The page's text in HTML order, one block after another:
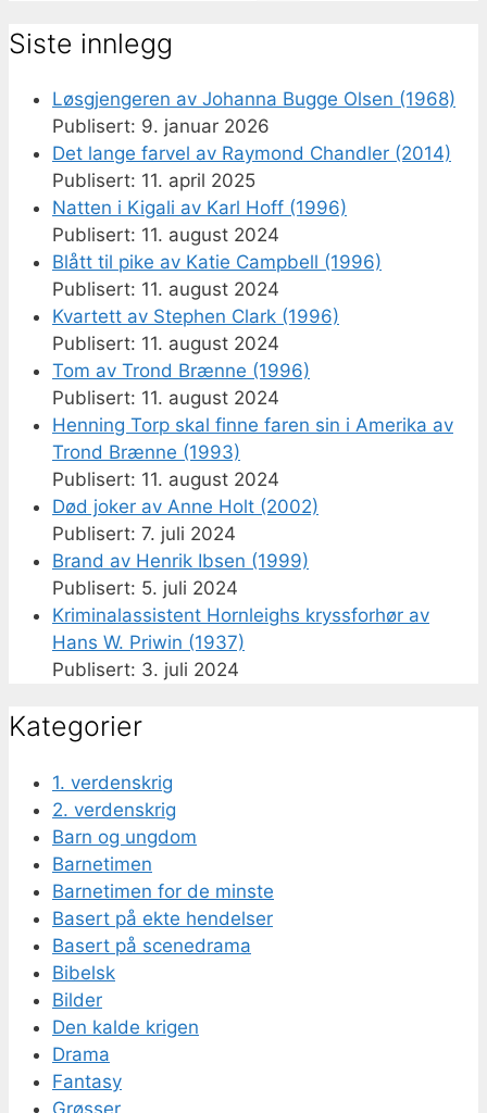
Siste innlegg
Løsgjengeren av Johanna Bugge Olsen (1968)
9. januar 2026
Det lange farvel av Raymond Chandler (2014)
11. april 2025
Natten i Kigali av Karl Hoff (1996)
11. august 2024
Blått til pike av Katie Campbell (1996)
11. august 2024
Kvartett av Stephen Clark (1996)
11. august 2024
Tom av Trond Brænne (1996)
11. august 2024
Henning Torp skal finne faren sin i Amerika av
Trond Brænne (1993)
11. august 2024
Død joker av Anne Holt (2002)
7. juli 2024
Brand av Henrik Ibsen (1999)
5. juli 2024
Kriminalassistent Hornleighs kryssforhør av
Hans W. Priwin (1937)
3. juli 2024
Kategorier
1. verdenskrig
2. verdenskrig
Barn og ungdom
Barnetimen
Barnetimen for de minste
Basert på ekte hendelser
Basert på scenedrama
Bibelsk
Bilder
Den kalde krigen
Drama
Fantasy
Grøsser